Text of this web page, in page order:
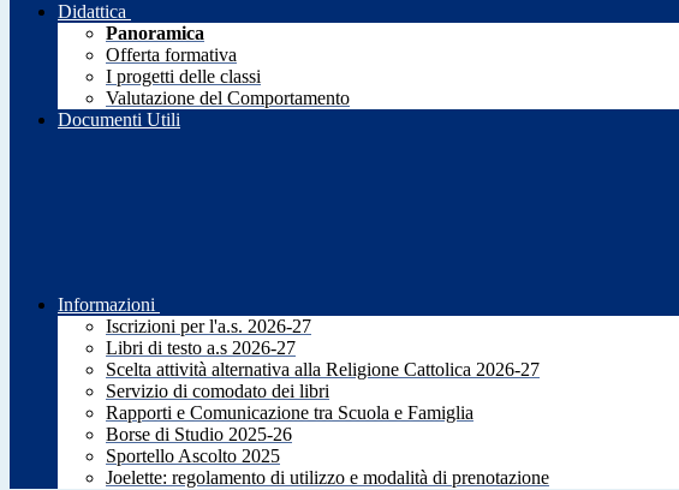
Didattica
Panoramica
Offerta formativa
I progetti delle classi
Valutazione del Comportamento
Documenti Utili
Informazioni
Iscrizioni per l'a.s. 2026-27
Libri di testo a.s 2026-27
Scelta attività alternativa alla Religione Cattolica 2026-27
Servizio di comodato dei libri
Rapporti e Comunicazione tra Scuola e Famiglia
Borse di Studio 2025-26
Sportello Ascolto 2025
Joelette: regolamento di utilizzo e modalità di prenotazione